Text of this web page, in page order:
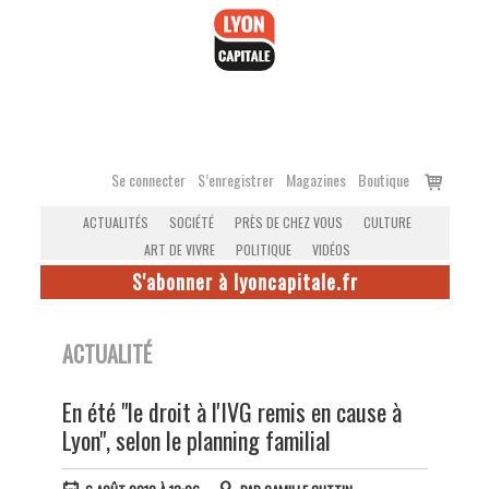
Se connecter S’enregistrer Magazines Boutique
Voir
ACTUALITÉS SOCIÉTÉ PRÈS DE CHEZ VOUS
CULTURE
ART DE VIVRE
POLITIQUE VIDÉOS
S'abonner à lyoncapitale.fr
ACTUALITÉ
En été "le droit à l'IVG remis en cause à
Lyon", selon le planning familial